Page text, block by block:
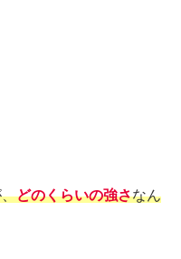
どのくらいの強さなん